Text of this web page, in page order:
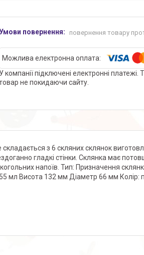
повернення товару
У компанії підключені електронні
не покидаючи сайту.
з 6 скляних склянок
гладкі стінки. Склянка має
напоїв. Тип: Призначення
мл Висота 132 мм Діаметр 66 мм